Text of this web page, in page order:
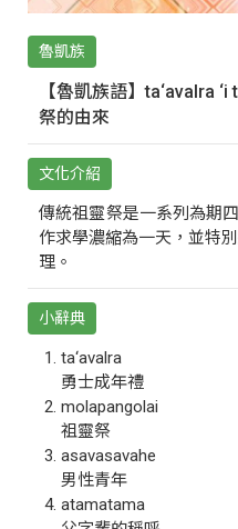
魯凱族
【魯凱族語】ta‘avalra
祭的由來
文化介紹
傳統祖靈祭是一系列為期
作求學濃縮為一天，並特
理。
小辭典
ta‘avalra
勇士成年禮
molapangolai
祖靈祭
asavasavahe
男性青年
atamatama